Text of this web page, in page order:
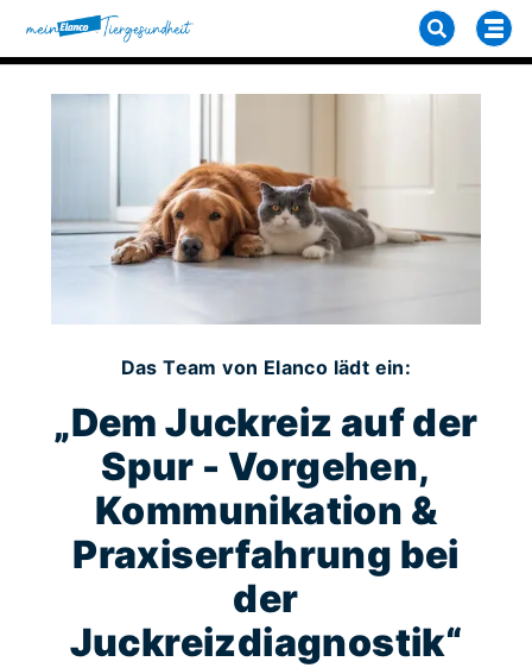
Das Team von Elanco lädt ein:
„Dem Juckreiz auf der
Spur - Vorgehen,
Kommunikation &
Praxiserfahrung bei
der
Juckreizdiagnostik“